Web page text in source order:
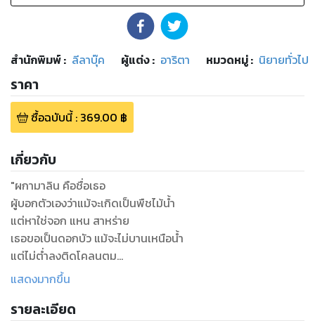
สำนักพิมพ์: ลีลาบุ๊ค ผู้แต่ง : อาริตา หมวดหมู่: นิยายทั่วไป
ราคา
ซื้อฉบับนี้: 369.00 ฿
เกี่ยวกับ
"ผกามาลิน คือชื่อเธอ
ผู้บอกตัวเองว่าแม้จะเกิดเป็นพืชไม้น้ำ
แต่หาใช่จอก แหน สาหร่าย
เธอขอเป็นดอกบัว แม้จะไม่บานเหนือน้ำ
แต่ไม่ต่ำลงติดโคลนตม
ขอเพียงปริ่มน้ำรับรู้ความฉ่ำเย็นของกระแสธาร
แสดงมากขึ้น
รายละเอียด